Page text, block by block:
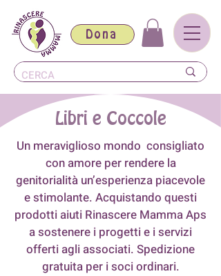
Dona
Libri e Coccole
Un meraviglioso mondo consigliato
con amore per rendere la
genitorialità un’esperienza piacevole
e stimolante. Acquistando questi
prodotti aiuti Rinascere Mamma Aps
a sostenere i progetti e i servizi
offerti agli associati. Spedizione
gratuita per i soci ordinari.